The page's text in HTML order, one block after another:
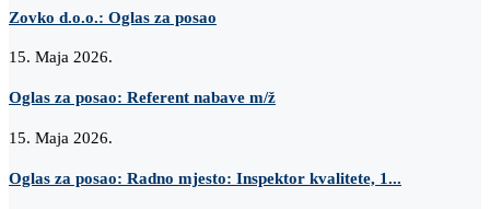
Zovko d.o.o.: Oglas za posao
15. Maja 2026.
Oglas za posao: Referent nabave m/ž
15. Maja 2026.
Oglas za posao: Radno mjesto: Inspektor kvalitete, 1...